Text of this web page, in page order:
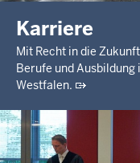
Karriere
Mit Recht in die
Berufe und Ausbildung
Westfalen.